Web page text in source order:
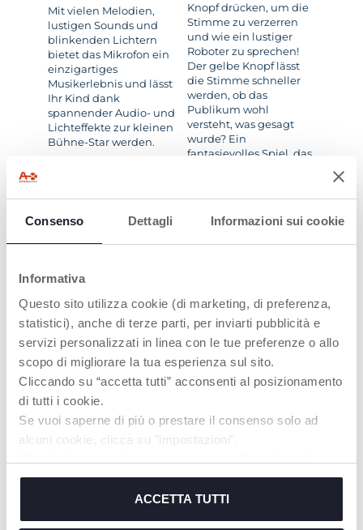
Consenso Dettagli Informazioni sui cookie
Informativa
Questo sito utilizza cookie (di marketing, di preferenza,
statistici), anche di terze parti, per inviarti pubblicità e
servizi personalizzati in linea con le tue preferenze o allo
scopo di migliorare la tua esperienza sul sito.
Cliccando su “accetta tutti” acconsenti al posizionamento
di tutti i cookie.
Se vuoi saperne di più o prestare il consenso solo ad
alcuni cookie, clicca su "impostazioni".
cookie tecnici, indispensabili per fruire del servizio
ACCETTA TUTTI
Mit vielen Melodien,
lustigen Sounds und
blinkenden Lichtern
bietet das Mikrofon ein
einzigartiges
Musikerlebnis und lässt
Ihr Kind dank
spannender Audio- und
Lichteffekte zur kleinen
Bühne-Star werden.
Knopf drücken, um die
Stimme zu verzerren
und wie ein lustiger
Roboter zu sprechen!
Der gelbe Knopf lässt
die Stimme schneller
werden, ob das
Publikum wohl
versteht, was gesagt
wurde? Ein
fantasievolles Spiel, das
LEICHT UND
ERGONOMISCH
Besonders leicht und
mit ergonomischem
Griff, ideal für kleine
Kinderhände.
PRODUKTE, DIE SIE INTERESSIEREN
KÖNNTEN